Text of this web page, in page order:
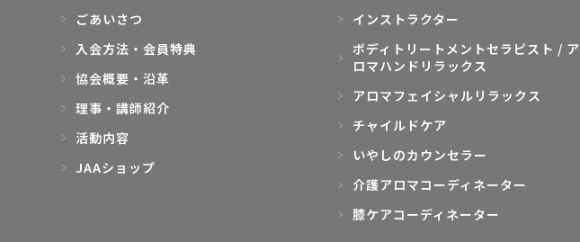
ごあいさつ
入会方法・会員特典
協会概要・沿革
理事・講師紹介
活動内容
JAAショップ
インストラクター
ボディトリートメントセラピスト / ア
ロマハンドリラックス
アロマフェイシャルリラックス
チャイルドケア
いやしのカウンセラー
介護アロマコーディネーター
膝ケアコーディネーター